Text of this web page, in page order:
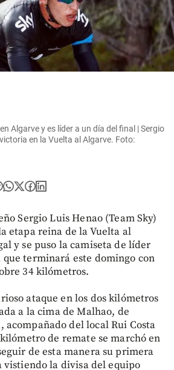
Algarve y es líder a un día del final | Sergio
en la Vuelta al Algarve. Foto:
Sergio Luis Henao (Team Sky)
etapa reina de la Vuelta al
y se puso la camiseta de líder
terminará este domingo con
34 kilómetros.
ataque en los dos kilómetros
a la cima de Malhao, de
acompañado del local Rui Costa
de remate se marchó en
de esta manera su primera
vistiendo la divisa del equipo